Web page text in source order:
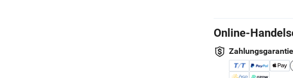
Online-
Zahlungsgarantie